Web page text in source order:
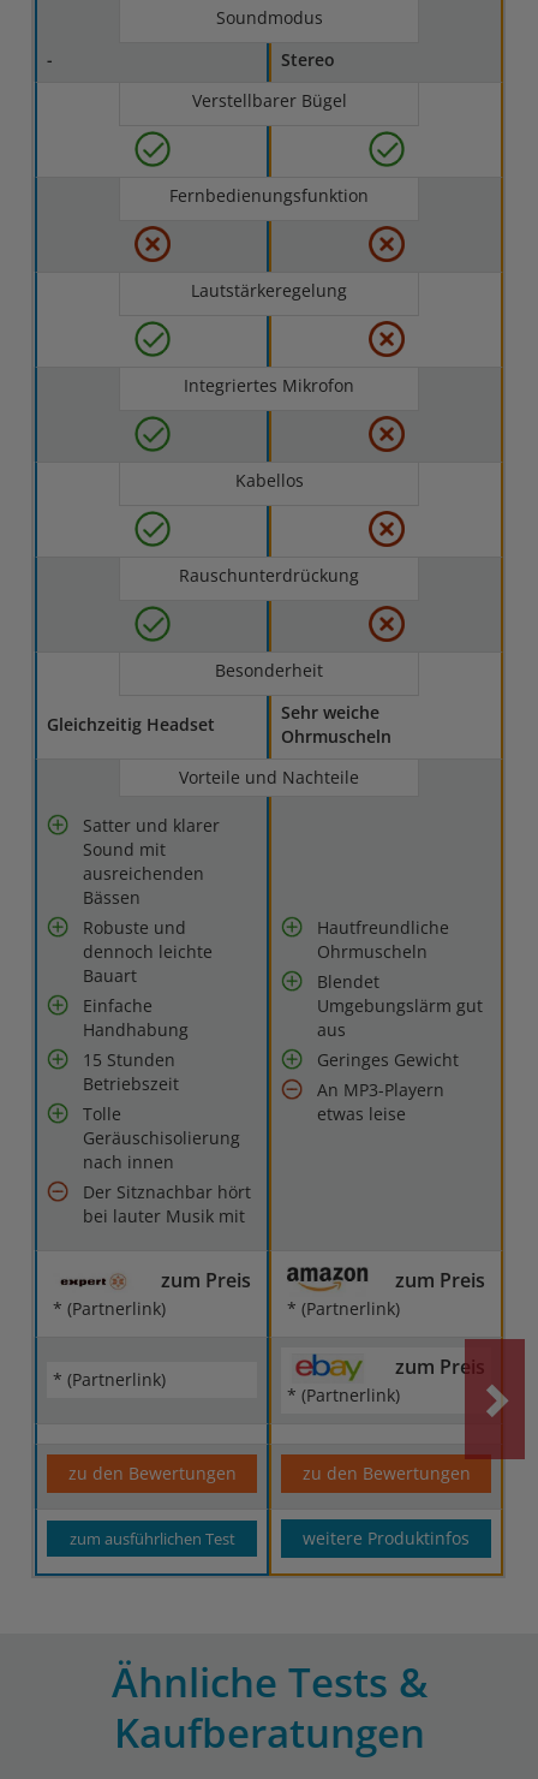
Soundmodus
-
Stereo
Verstellbarer Bügel
Fernbedienungsfunktion
Lautstärkeregelung
Integriertes Mikrofon
Kabellos
Rauschunterdrückung
Besonderheit
Gleichzeitig Headset
Sehr weiche
Ohrmuscheln
Vorteile und Nachteile
Satter und klarer
Sound mit
ausreichenden
Bässen
Robuste und
dennoch leichte
Bauart
Einfache
Handhabung
15 Stunden
Betriebszeit
Tolle
Geräuschisolierung
nach innen
Der Sitznachbar hört
bei lauter Musik mit
Hautfreundliche
Ohrmuscheln
Blendet
Umgebungslärm gut
aus
Geringes Gewicht
An MP3-Playern
etwas leise
zum Preis
* (Partnerlink)
zum Preis
* (Partnerlink)
* (Partnerlink) zum Preis
* (Partnerlink)
zu den Bewertungen zu den Bewertungen
zum ausführlichen Test weitere Produktinfos
Ähnliche Tests &
Kaufberatungen